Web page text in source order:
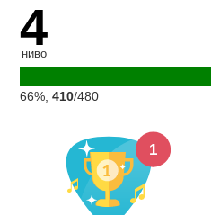
4
ниво
66%,410/480